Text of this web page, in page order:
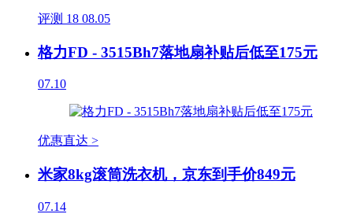
评测 18 08.05
格力FD - 3515Bh7落地扇补贴后低至175元
07.10
优惠直达 >
米家8kg滚筒洗衣机，京东到手价849元
07.14